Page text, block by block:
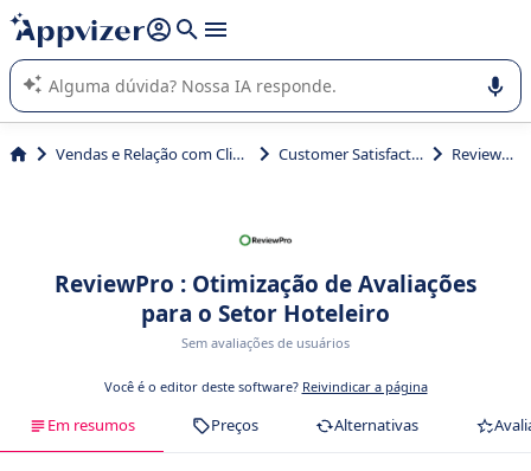
de nossa IA (várias linhas com
A IA do Appvizer o orienta no uso ou na seleção de software
SaaS para sua empresa.
Vendas e Relação com Cliente Customer Satisfaction ReviewPro
ReviewPro : Otimização de Avaliações
para o Setor Hoteleiro
Sem avaliações de usuários
Você é o editor deste software? Reivindicar a página
Em resumos Preços Alternativas